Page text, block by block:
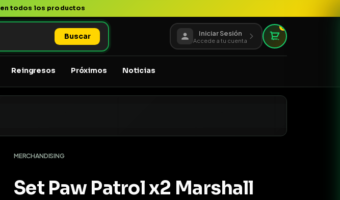
en todos los productos
Buscar Iniciar Sesión
Accede a tu cuenta
0
Reingresos Próximos Noticias
MERCHANDISING
Set Paw Patrol x2 Marshall